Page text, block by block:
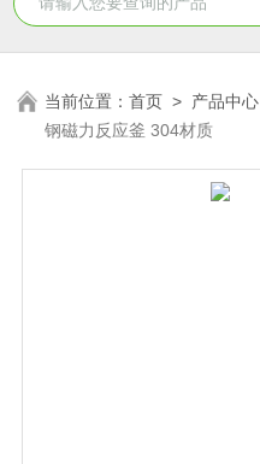
当前位置：首页 > 产品中心
钢磁力反应釜 304材质